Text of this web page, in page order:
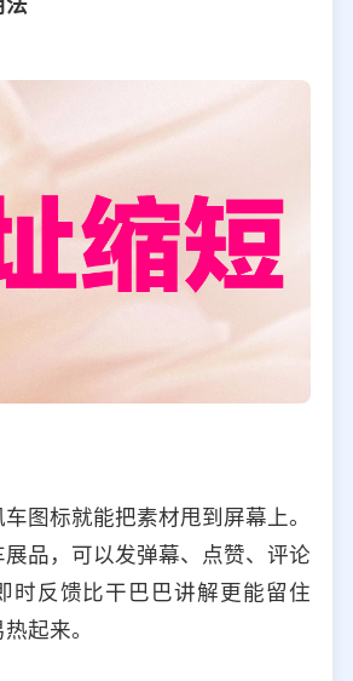
图标就能把素材甩到屏幕上。
品，可以发弹幕、点赞、评论
时反馈比干巴巴讲解更能留住
起来。